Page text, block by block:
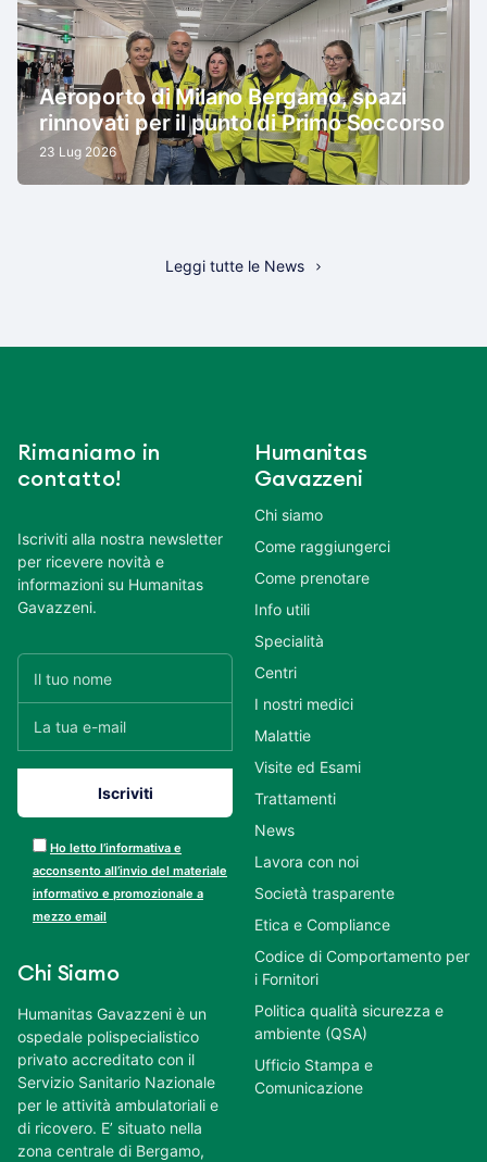
Aeroporto di Milano Bergamo, spazi
rinnovati per il punto di Primo Soccorso
23 Lug 2026
Leggi tutte le News
Rimaniamo in
contatto!
Iscriviti alla nostra newsletter
per ricevere novità e
informazioni su Humanitas
Gavazzeni.
Ho letto l’informativa e
acconsento all’invio del materiale
informativo e promozionale a
mezzo email
Chi Siamo
Humanitas Gavazzeni è un
ospedale polispecialistico
privato accreditato con il
Servizio Sanitario Nazionale
per le attività ambulatoriali e
di ricovero. E’ situato nella
zona centrale di Bergamo,
Humanitas
Gavazzeni
Chi siamo
Come raggiungerci
Come prenotare
Info utili
Specialità
Centri
I nostri medici
Malattie
Visite ed Esami
Trattamenti
News
Lavora con noi
Società trasparente
Etica e Compliance
Codice di Comportamento per
i Fornitori
Politica qualità sicurezza e
ambiente (QSA)
Ufficio Stampa e
Comunicazione